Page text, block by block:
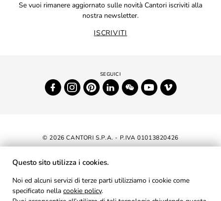
Se vuoi rimanere aggiornato sulle novità Cantori iscriviti alla
nostra newsletter.
ISCRIVITI
© 2026 CANTORI S.P.A. - P.IVA 01013820426
DICHIARAZIONE DI ACCESSIBILITÀ
AREA RISERVATA
Questo sito utilizza i cookies.
Noi ed alcuni servizi di terze parti utilizziamo i cookie come
specificato nella cookie policy.